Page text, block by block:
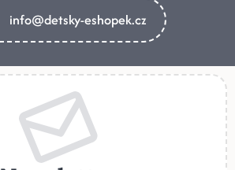
info@detsky-eshopek.cz